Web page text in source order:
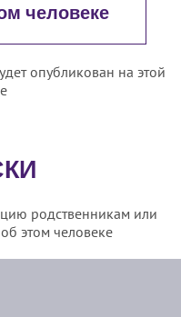
человеке
опубликован на этой
родственникам или
этом человеке